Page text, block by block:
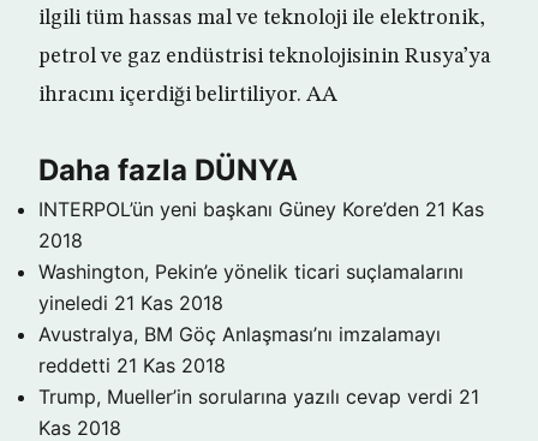
ilgili tüm hassas mal ve teknoloji ile elektronik,
petrol ve gaz endüstrisi teknolojisinin Rusya’ya
ihracını içerdiği belirtiliyor. AA
Daha fazla DÜNYA
INTERPOL’ün yeni başkanı Güney Kore’den 21 Kas
2018
Washington, Pekin’e yönelik ticari suçlamalarını
yineledi 21 Kas 2018
Avustralya, BM Göç Anlaşması’nı imzalamayı
reddetti 21 Kas 2018
Trump, Mueller’in sorularına yazılı cevap verdi 21
Kas 2018